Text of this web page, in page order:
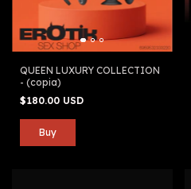
QUEEN LUXURY COLLECTION
- (copia)
$180.00 USD